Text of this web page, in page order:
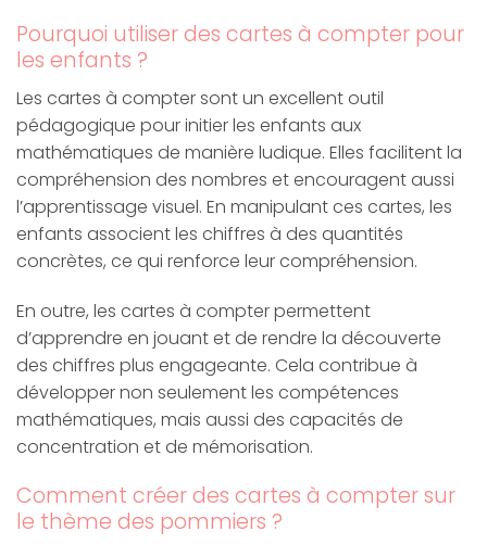
Pourquoi utiliser des cartes à compter pour
les enfants ?
Les cartes à compter sont un excellent outil
pédagogique pour initier les enfants aux
mathématiques de manière ludique. Elles facilitent la
compréhension des nombres et encouragent aussi
l’apprentissage visuel. En manipulant ces cartes, les
enfants associent les chiffres à des quantités
concrètes, ce qui renforce leur compréhension.
En outre, les cartes à compter permettent
d’apprendre en jouant et de rendre la découverte
des chiffres plus engageante. Cela contribue à
développer non seulement les compétences
mathématiques, mais aussi des capacités de
concentration et de mémorisation.
Comment créer des cartes à compter sur
le thème des pommiers ?